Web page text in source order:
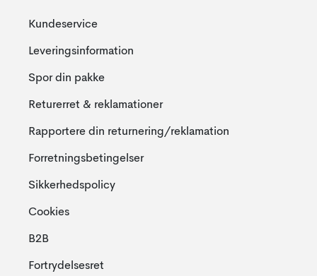
Kundeservice
Leveringsinformation
Spor din pakke
Returerret & reklamationer
Rapportere din returnering/reklamation
Forretningsbetingelser
Sikkerhedspolicy
Cookies
B2B
Fortrydelsesret